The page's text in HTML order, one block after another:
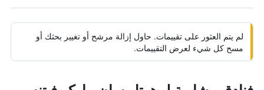
لم يتم العثور على تقييمات. حاول إزالة مرشح أو تغيير بحثك أو
مسح كل شيء لعرض التقييمات.